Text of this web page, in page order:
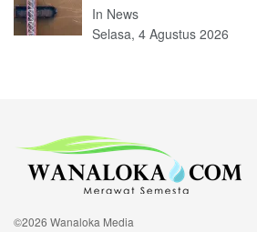
In News
Selasa, 4 Agustus 2026
©2026 Wanaloka Media